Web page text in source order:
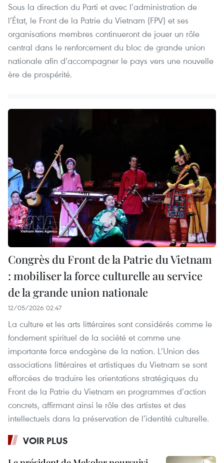
Sous la direction du Parti et avec l’administration de
l’État, le Front de la Patrie du Vietnam (FPV) et ses
organisations membres continueront de jouer un rôle
central dans le renforcement du bloc de grande union
nationale afin d’accompagner le pays vers une nouvelle
ère de prospérité.
Congrès du Front de la Patrie du Vietnam
: mobiliser la force culturelle au service
de la grande union nationale
12/05/2026 02:47
La culture et les arts littéraires sont considérés comme le
fondement spirituel de la société et comme une
importante force endogène de la nation. L’Union des
associations littéraires et artistiques du Vietnam se sont
efforcées de traduire les orientations stratégiques du
Front de la Patrie du Vietnam en programmes d’action
concrets, affirmant ainsi le rôle des artistes et des
intellectuels dans la préservation de l’identité culturelle.
VOIR PLUS